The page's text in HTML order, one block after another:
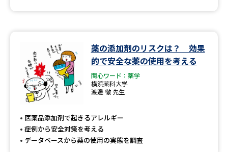
個人情報取扱規定
特定商取引表記
テレメール進学カタログ
訂正のご案内
薬の添加剤のリスクは？ 効果
的で安全な薬の使用を考える
関心ワード：薬学
横浜薬科大学
渡邊 徹 先生
医薬品添加剤で起きるアレルギー
症例から安全対策を考える
データベースから薬の使用の実態を調査